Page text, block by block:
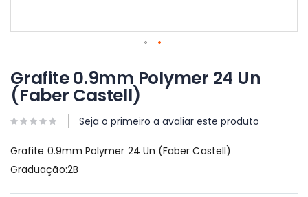
para
o
início
da
Galeria
imagens
Grafite 0.9mm Polymer 24 Un
(Faber Castell)
Seja o primeiro a avaliar este produto
Grafite 0.9mm Polymer 24 Un (Faber Castell)
Graduação:2B